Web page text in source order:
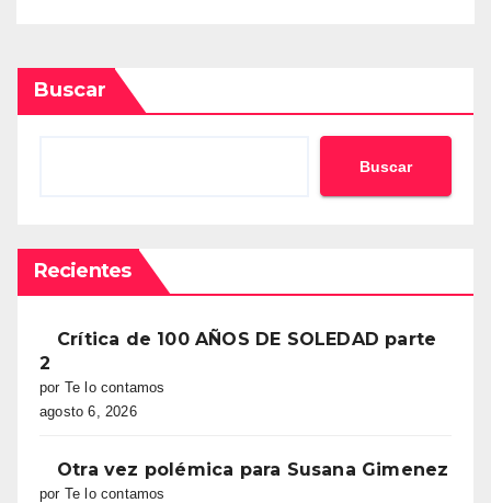
Buscar
Buscar
Recientes
Crítica de 100 AÑOS DE SOLEDAD parte
2
por Te lo contamos
agosto 6, 2026
Otra vez polémica para Susana Gimenez
por Te lo contamos